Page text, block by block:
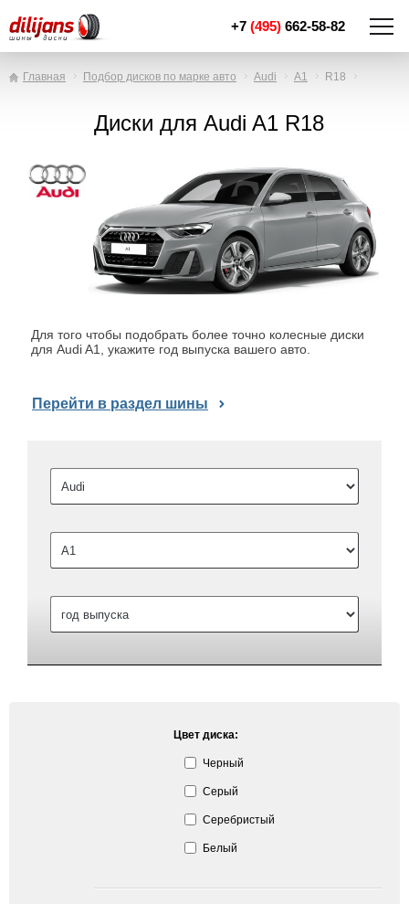
+7 (495) 662-58-82
Главная Подбор дисков по марке авто Audi A1 R18
Диски для Audi A1 R18
Для того чтобы подобрать более точно колесные диски
для Audi A1, укажите год выпуска вашего авто.
Перейти в раздел шины
Цвет диска:
Черный
Серый
Серебристый
Белый